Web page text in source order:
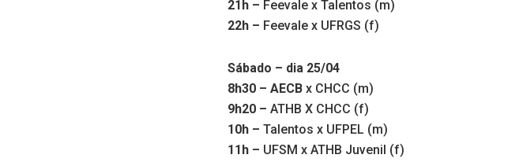
21h – Feevale x Talentos (m)
22h – Feevale x UFRGS (f)
Sábado – dia 25/04
8h30 – AECB x CHCC (m)
9h20 – ATHB X CHCC (f)
10h – Talentos x UFPEL (m)
11h – UFSM x ATHB Juvenil (f)